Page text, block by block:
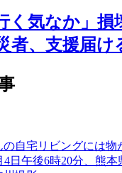
く気なか」
者、支援届け